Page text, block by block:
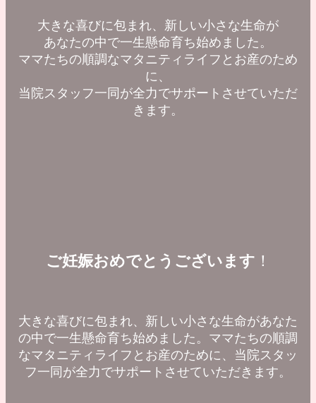
大きな喜びに包まれ、新しい小さな生命が
あなたの中で一生懸命育ち始めました。
ママたちの順調なマタニティライフとお産のため
に、
当院スタッフ一同が全力でサポートさせていただ
きます。
ご妊娠おめでとうございます ！
大きな喜びに包まれ、新しい小さな生命があなた
の中で一生懸命育ち始めました。ママたちの順調
なマタニティライフとお産のために、当院スタッ
フ一同が全力でサポートさせていただきます。